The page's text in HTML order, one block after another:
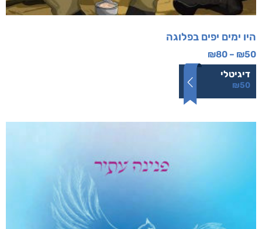
היו ימים יפים בפלוגה
₪50
–
₪80
דיגיטלי
₪50